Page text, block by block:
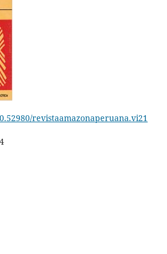
revistaamazonaperuana.vi21